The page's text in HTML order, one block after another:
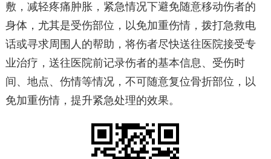
敷，减轻疼痛肿胀，紧急情况下避免随意移动伤者的
身体，尤其是受伤部位，以免加重伤情，拨打急救电
话或寻求周围人的帮助，将伤者尽快送往医院接受专
业治疗，送往医院前记录伤者的基本信息、受伤时
间、地点、伤情等情况，不可随意复位骨折部位，以
免加重伤情，提升紧急处理的效果。